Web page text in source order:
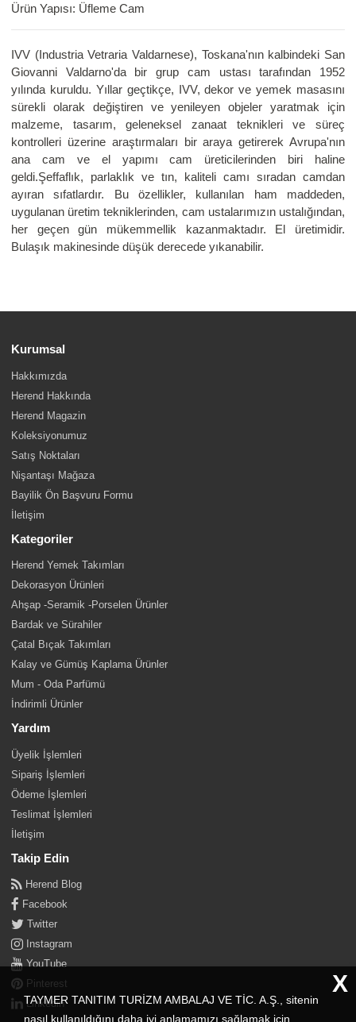
Ürün Yapısı: Üfleme Cam
IVV (Industria Vetraria Valdarnese), Toskana'nın kalbindeki San
Giovanni Valdarno'da bir grup cam ustası tarafından 1952
yılında kuruldu. Yıllar geçtikçe, IVV, dekor ve yemek masasını
sürekli olarak değiştiren ve yenileyen objeler yaratmak için
malzeme, tasarım, geleneksel zanaat teknikleri ve süreç
kontrolleri üzerine araştırmaları bir araya getirerek Avrupa'nın
ana cam ve el yapımı cam üreticilerinden biri haline
geldi.Şeffaflık, parlaklık ve tın, kaliteli camı sıradan camdan
ayıran sıfatlardır. Bu özellikler, kullanılan ham maddeden,
uygulanan üretim tekniklerinden, cam ustalarımızın ustalığından,
her geçen gün mükemmellik kazanmaktadır. El üretimidir.
Bulaşık makinesinde düşük derecede yıkanabilir.
Kurumsal
Hakkımızda
Herend Hakkında
Herend Magazin
Koleksiyonumuz
Satış Noktaları
Nişantaşı Mağaza
Bayilik Ön Başvuru Formu
İletişim
Kategoriler
Herend Yemek Takımları
Dekorasyon Ürünleri
Ahşap -Seramik -Porselen Ürünler
Bardak ve Sürahiler
Çatal Bıçak Takımları
Kalay ve Gümüş Kaplama Ürünler
Mum - Oda Parfümü
İndirimli Ürünler
Yardım
Üyelik İşlemleri
Sipariş İşlemleri
Ödeme İşlemleri
Teslimat İşlemleri
İletişim
Takip Edin
Herend Blog
Facebook
Twitter
Instagram
YouTube
Pinterest
Linkedin
TAYMER TANITIM TURİZM AMBALAJ VE TİC. A.Ş., sitenin
nasıl kullanıldığını daha iyi anlamamızı sağlamak için
X